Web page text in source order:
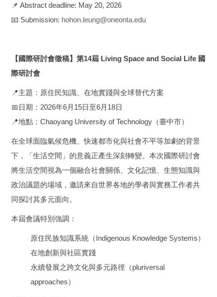
📌 Abstract deadline: May 20, 2026
📧 Submission: hohon.leung@oneonta.edu
【國際研討會徵稿】第14屆 Living Space and Social Life 國
際研討會
📍主題：原住民知識、在地實踐與全球替代方案
📅日期：2026年6月15日至6月18日
📍地點：Chaoyang University of Technology（臺中市）
在全球面臨氣候危機、快速都市化與社會不平等加劇的背景
下，「生活空間」的意義正產生深刻轉變。本次國際研討會
將生活空間視為一個融合社會關係、文化記憶、生態知識與
政治議題的場域，邀請來自世界各地的學者與實務工作者共
同探討其多元面向。
本屆會議特別強調：
原住民族知識系統（Indigenous Knowledge Systems）
在地創新與社區實踐
永續發展之跨文化與多元路徑（pluriversal
approaches）